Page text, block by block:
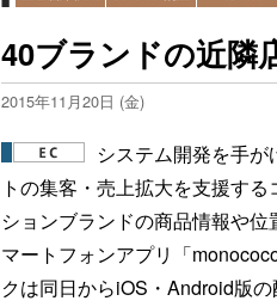
40ブランドの近隣
2015年11月20日 (金)
システム開発を手
トの集客・売上拡大を支援す
ションブランドの商品情報や
マートフォンアプリ「
クは同日からiOS・Android版の